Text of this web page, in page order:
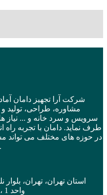
مشاوره، طراحی، تولید
سرویس و سرد خانه و ... نیاز
و تجهیز آشپزخانه شما را انجام دهد.
استان تهران، تهران،
شرقی، پلاک ۲۰، آسانسور طبقه G، واحد 1